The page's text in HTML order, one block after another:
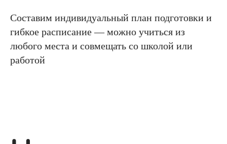
Составим индивидуальный план подготовки и
гибкое расписание — можно учиться из
любого места и совмещать со школой или
работой